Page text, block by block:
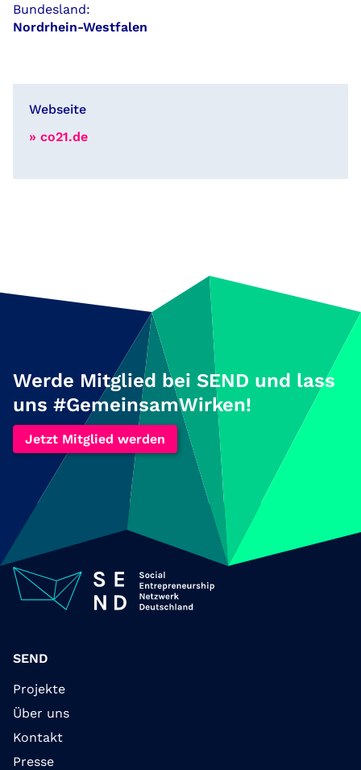
Bundesland:
Nordrhein-Westfalen
Webseite
» co21.de
Werde Mitglied bei SEND und lass
uns #GemeinsamWirken!
Jetzt Mitglied werden
SEND
Projekte
Über uns
Kontakt
Presse